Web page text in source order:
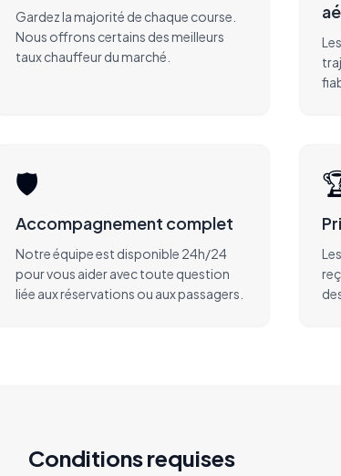
Gardez la majorité de chaque course.
Nous offrons certains des meilleurs
taux chauffeur du marché.
🛡️
Accompagnement complet
Notre équipe est disponible 24h/24
pour vous aider avec toute question
liée aux réservations ou aux passagers.
Conditions requises